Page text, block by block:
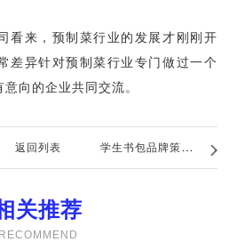
看来，预制菜行业的发展才刚刚开
差异针对预制菜行业专门做过一个
向的企业共同交流。
返回列表 学生书包品牌策划怎
关推荐
RECOMMEND